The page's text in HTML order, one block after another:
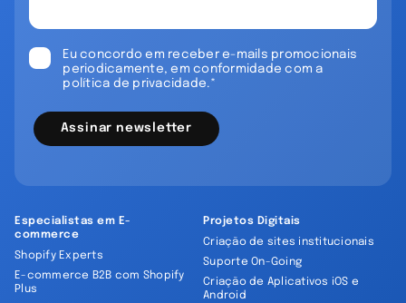
Eu concordo em receber e-mails promocionais
periodicamente, em conformidade com a
política de privacidade.*
Assinar newsletter
Especialistas em E-
commerce
Shopify Experts
E-commerce B2B com Shopify
Plus
Projetos Digitais
Criação de sites institucionais
Suporte On-Going
Criação de Aplicativos iOS e
Android